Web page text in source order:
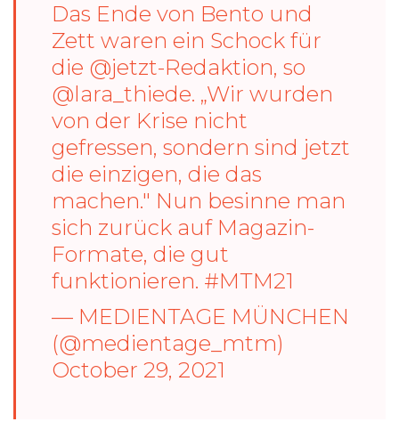
Das Ende von Bento und
Zett waren ein Schock für
die @jetzt-Redaktion, so
@lara_thiede. „Wir wurden
von der Krise nicht
gefressen, sondern sind jetzt
die einzigen, die das
machen." Nun besinne man
sich zurück auf Magazin-
Formate, die gut
funktionieren. #MTM21
— MEDIENTAGE MÜNCHEN
(@medientage_mtm)
October 29, 2021